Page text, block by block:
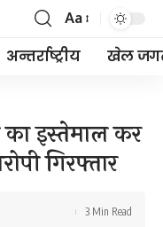
Font
Resizer
Aa
अन्तर्राष्ट्रीय खेल
इस्तेमाल कर
गिरफ्तार
3 Min Read